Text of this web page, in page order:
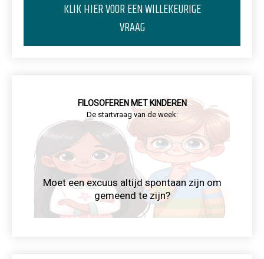
KLIK HIER VOOR EEN WILLEKEURIGE
VRAAG
FILOSOFEREN MET KINDEREN
De startvraag van de week:
Moet een excuus altijd spontaan zijn om
gemeend te zijn?